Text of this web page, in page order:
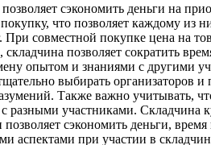
сэкономить деньги на
что позволяет каждому из
При совместной покупке цена на
позволяет сократить
опытом и знаниями с другими
выбирать организаторов
Также важно учитывать,
разными участниками.
сэкономить деньги,
аспектами при участии в